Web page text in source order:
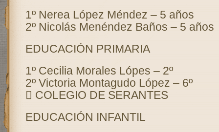
1º Nerea López Méndez – 5 años
2º Nicolás Menéndez Baños – 5 años
EDUCACIÓN PRIMARIA
1º Cecilia Morales Lópes – 2º
2º Victoria Montagudo López – 6º
 COLEGIO DE SERANTES
EDUCACIÓN INFANTIL